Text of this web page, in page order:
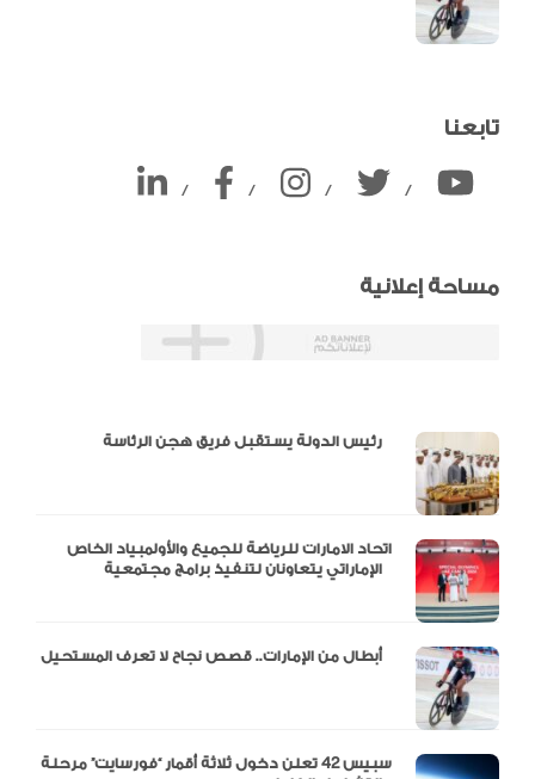
تابعنا
/ / / /
مساحة إعلانية
اتحاد الامارات للرياضة للجميع والأولمبياد الخاص
سبيس 42 تعلن دخول ثلاثة أقمار “فورسايت” مرحلة